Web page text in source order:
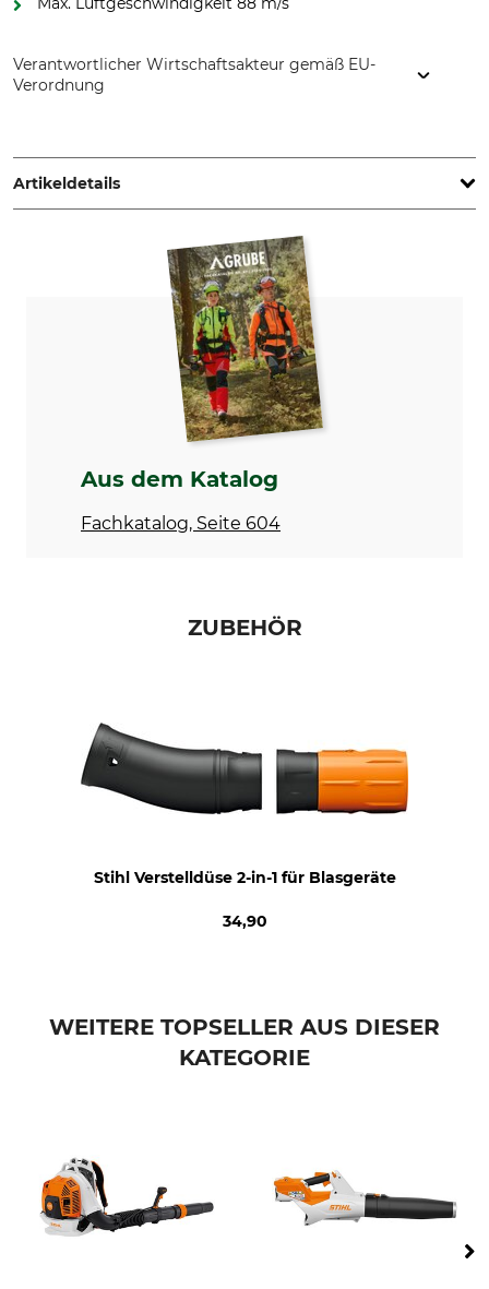
Verantwortlicher Wirtschaftsakteur gemäß EU-
Verordnung
64807 Dieburg, Germany, www.stihl.de
Artikeldetails
Max. Luftdurchsatz mit
Düse
1550 m³/h
Max. Luftgeschwindigkeit
Marke
Stihl
Blaskraft
35 N
Produkttyp
Modellbezeichnung
Gewicht
Aus dem Katalog
Fachkatalog, Seite 604
ZUBEHÖR
Stihl Verstelldüse 2-in-1 für Blasgeräte
34,90
WEITERE TOPSELLER AUS DIESER
KATEGORIE